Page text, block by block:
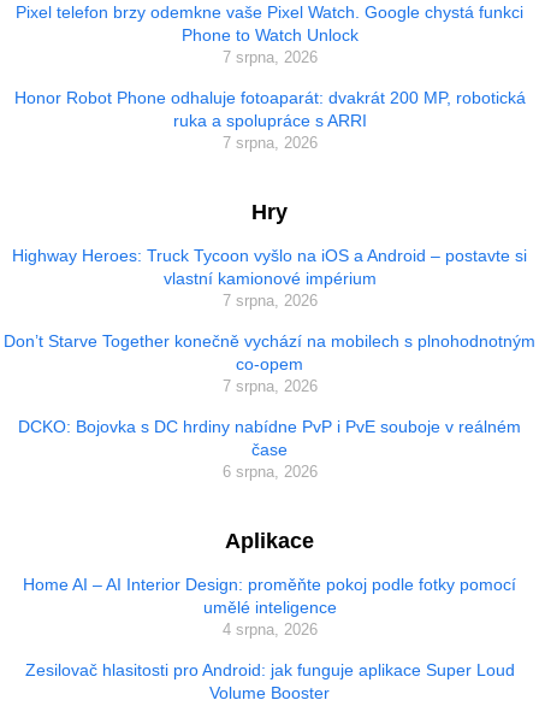
Pixel telefon brzy odemkne vaše Pixel Watch. Google chystá funkci
Phone to Watch Unlock
7 srpna, 2026
Honor Robot Phone odhaluje fotoaparát: dvakrát 200 MP, robotická
ruka a spolupráce s ARRI
7 srpna, 2026
Hry
Highway Heroes: Truck Tycoon vyšlo na iOS a Android – postavte si
vlastní kamionové impérium
7 srpna, 2026
Don’t Starve Together konečně vychází na mobilech s plnohodnotným
co-opem
7 srpna, 2026
DCKO: Bojovka s DC hrdiny nabídne PvP i PvE souboje v reálném
čase
6 srpna, 2026
Aplikace
Home AI – AI Interior Design: proměňte pokoj podle fotky pomocí
umělé inteligence
4 srpna, 2026
Zesilovač hlasitosti pro Android: jak funguje aplikace Super Loud
Volume Booster